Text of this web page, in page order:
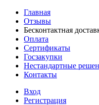
Главная
Отзывы
Бесконтактная
Оплата
Сертификаты
Госзакупки
Нестандартные
Контакты
Вход
Регистрация